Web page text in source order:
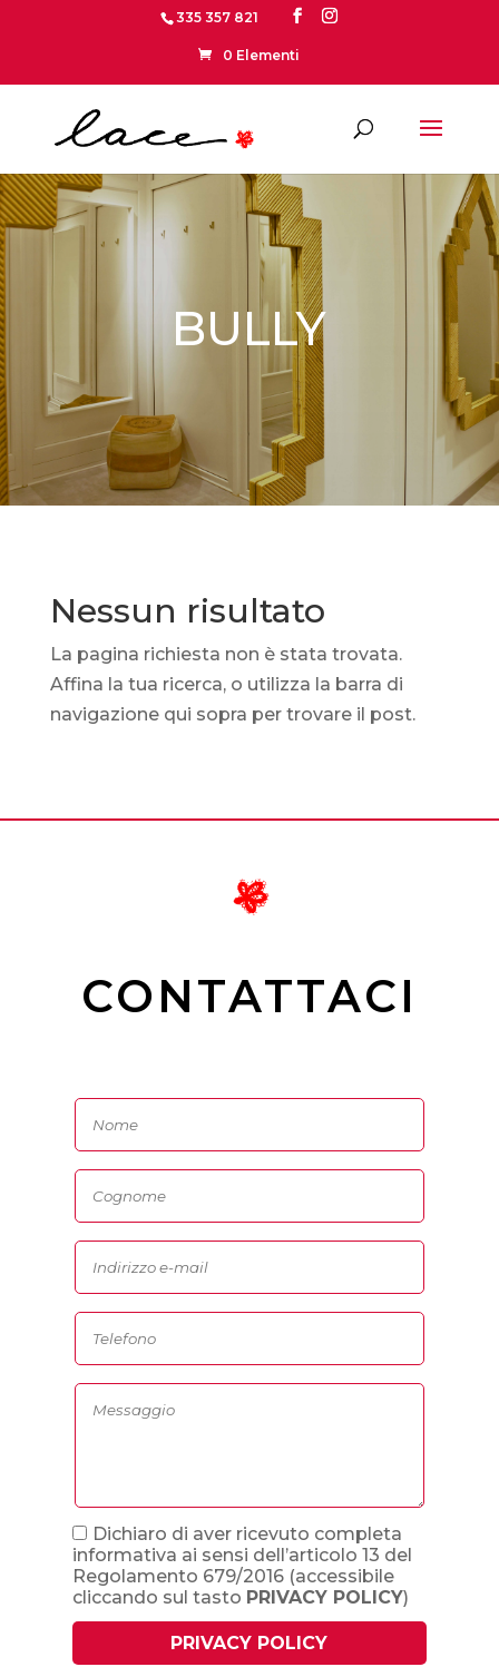
335 357 821
0 Elementi
BULLY
Nessun risultato
La pagina richiesta non è stata trovata.
Affina la tua ricerca, o utilizza la barra di
navigazione qui sopra per trovare il post.
CONTATTACI
Dichiaro di aver ricevuto completa
informativa ai sensi dell’articolo 13 del
Regolamento 679/2016 (accessibile
cliccando sul tasto PRIVACY POLICY)
PRIVACY POLICY